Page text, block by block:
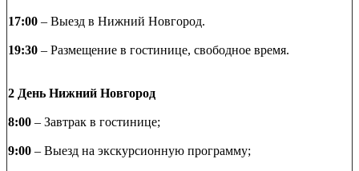
17:00 – Выезд в Нижний Новгород.
19:30 – Размещение в гостинице, свободное время.
2 День Нижний Новгород
8:00 – Завтрак в гостинице;
9:00 – Выезд на экскурсионную программу;